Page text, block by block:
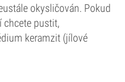
okysličován. Pokud
chcete pustit,
keramzit (jílové